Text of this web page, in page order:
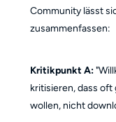
Community lässt
zusammenfassen:
Kritikpunkt A:
kritisieren, dass oft
wollen, nicht